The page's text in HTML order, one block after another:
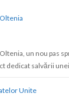
un nou pas
dedicat salvării
Unite